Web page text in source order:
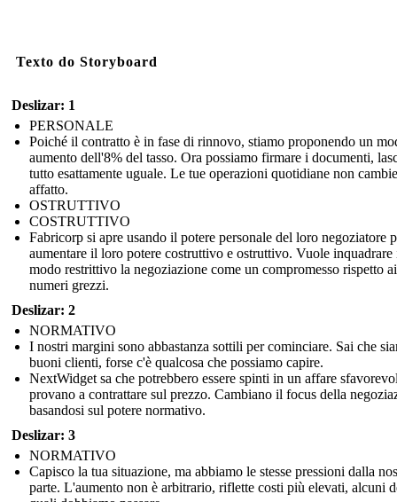
Texto do Storyboard
Deslizar: 1
PERSONALE
Poiché il contratto è in fase di rinnovo, stiamo proponendo un
aumento dell'8% del tasso. Ora possiamo firmare i documenti,
tutto esattamente uguale. Le tue operazioni quotidiane non
affatto.
OSTRUTTIVO
COSTRUTTIVO
Fabricorp si apre usando il potere personale del loro negoziatore
aumentare il loro potere costruttivo e ostruttivo. Vuole inquadrare
modo restrittivo la negoziazione come un compromesso rispetto ai
numeri grezzi.
Deslizar: 2
NORMATIVO
I nostri margini sono abbastanza sottili per cominciare. Sai che
buoni clienti, forse c'è qualcosa che possiamo capire.
NextWidget sa che potrebbero essere spinti in un affare
provano a contrattare sul prezzo. Cambiano il focus della
basandosi sul potere normativo.
Deslizar: 3
NORMATIVO
Capisco la tua situazione, ma abbiamo le stesse pressioni dalla
parte. L'aumento non è arbitrario, riflette costi più elevati, alcuni